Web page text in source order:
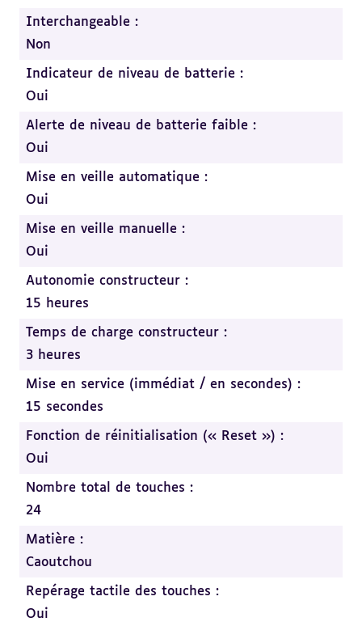
Interchangeable :
Non
Indicateur de niveau de batterie :
Oui
Alerte de niveau de batterie faible :
Oui
Mise en veille automatique :
Oui
Mise en veille manuelle :
Oui
Autonomie constructeur :
15 heures
Temps de charge constructeur :
3 heures
Mise en service (immédiat / en secondes) :
15 secondes
Fonction de réinitialisation (« Reset ») :
Oui
Nombre total de touches :
24
Matière :
Caoutchou
Repérage tactile des touches :
Oui